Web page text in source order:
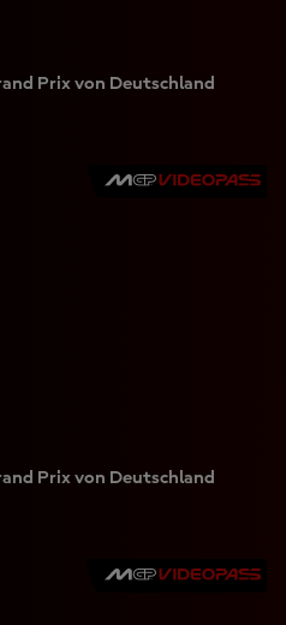
Prix von Deutschland
Prix von Deutschland